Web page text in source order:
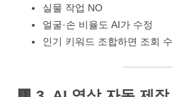
실물 작업 NO
얼굴·손 비율도 AI가 수정
인기 키워드 조합하면 조회